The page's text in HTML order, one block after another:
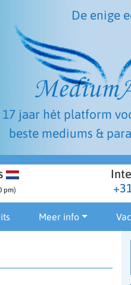
De enige
jaar hét platform
beste mediums &
pm)
Meer info